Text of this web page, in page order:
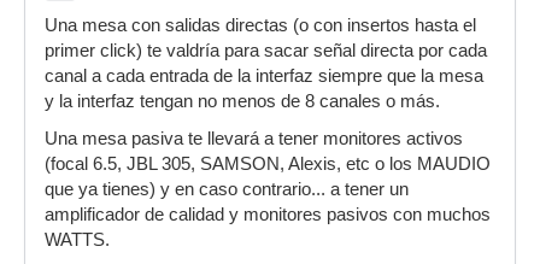
Una mesa con salidas directas (o con insertos hasta el
primer click) te valdría para sacar señal directa por cada
canal a cada entrada de la interfaz siempre que la mesa
y la interfaz tengan no menos de 8 canales o más.
Una mesa pasiva te llevará a tener monitores activos
(focal 6.5, JBL 305, SAMSON, Alexis, etc o los MAUDIO
que ya tienes) y en caso contrario... a tener un
amplificador de calidad y monitores pasivos con muchos
WATTS.